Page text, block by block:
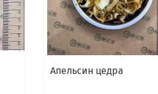
Апельсин цедра